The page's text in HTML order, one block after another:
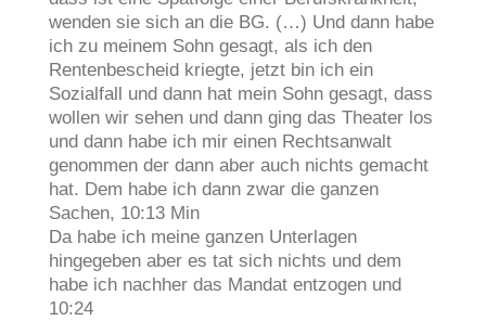
wenden sie sich an die BG. (…) Und dann habe
ich zu meinem Sohn gesagt, als ich den
Rentenbescheid kriegte, jetzt bin ich ein
Sozialfall und dann hat mein Sohn gesagt, dass
wollen wir sehen und dann ging das Theater los
und dann habe ich mir einen Rechtsanwalt
genommen der dann aber auch nichts gemacht
hat. Dem habe ich dann zwar die ganzen
Sachen, 10:13 Min
Da habe ich meine ganzen Unterlagen
hingegeben aber es tat sich nichts und dem
habe ich nachher das Mandat entzogen und
10:24